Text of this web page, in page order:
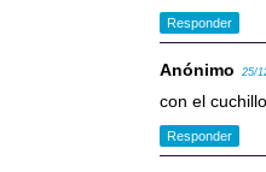
Responder
Anónimo 25/
con el
Responder